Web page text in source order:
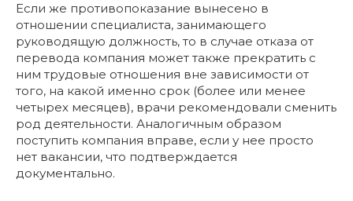
Если же противопоказание вынесено в
отношении специалиста, занимающего
руководящую должность, то в случае отказа от
перевода компания может также прекратить с
ним трудовые отношения вне зависимости от
того, на какой именно срок (более или менее
четырех месяцев), врачи рекомендовали сменить
род деятельности. Аналогичным образом
поступить компания вправе, если у нее просто
нет вакансии, что подтверждается
документально.